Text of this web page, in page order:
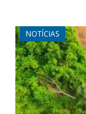
NOTÍCIAS